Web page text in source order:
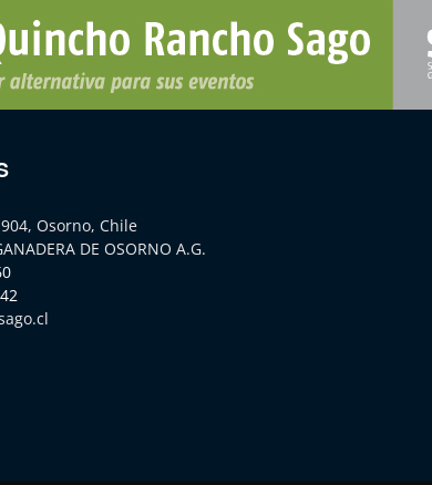
Osorno, Chile
DE OSORNO A.G.